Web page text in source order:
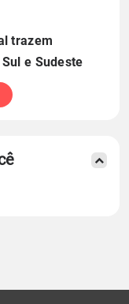
trazem
e Sudeste